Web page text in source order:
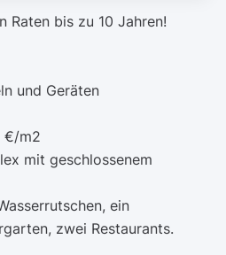
Raten bis zu 10 Jahren!
und Geräten
€/m2
mit geschlossenem
ein
zwei Restaurants.